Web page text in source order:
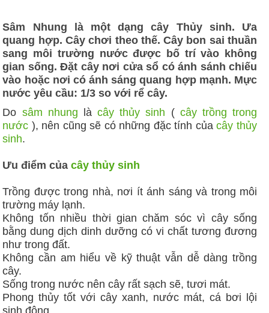
Sâm Nhung là một dạng cây Thủy sinh. Ưa
quang hợp. Cây chơi theo thế. Cây bon sai thuần
sang môi trường nước được bố trí vào không
gian sống. Đặt cây nơi cửa sổ có ánh sánh chiếu
vào hoặc nơi có ánh sáng quang hợp mạnh. Mực
nước yêu cầu: 1/3 so với rể cây.
Do sâm nhung làcây thủy sinh ( cây trồng trong
nước ), nên cũng sẽ có những đặc tính củacây thủy
sinh.
Ưu điểm củacây thủy sinh
Trồng được trong nhà, nơi ít ánh sáng và trong môi
trường máy lạnh.
Không tốn nhiều thời gian chăm sóc vì cây sống
bằng dung dịch dinh dưỡng có vi chất tương đương
như trong đất.
Không cần am hiểu về kỹ thuật vẫn dễ dàng trồng
cây.
Sống trong nước nên cây rất sạch sẽ, tươi mát.
Phong thủy tốt với cây xanh, nước mát, cá bơi lội
sinh động.